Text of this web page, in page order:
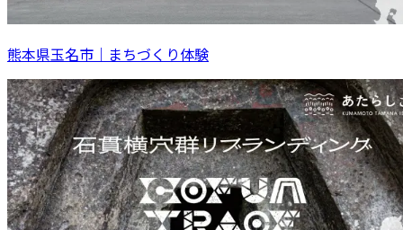
熊本県玉名市｜まちづくり体験